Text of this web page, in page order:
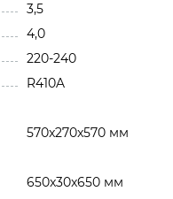
3,5
4,0
220-240
R410A
570x270x570 мм
650x30x650 мм